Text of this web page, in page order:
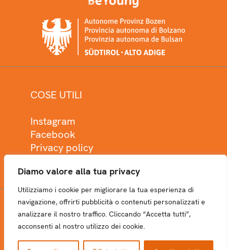
Diamo valore alla tua privacy
Utilizziamo i cookie per migliorare la tua esperienza di
navigazione, offrirti pubblicità o contenuti personalizzati e
analizzare il nostro traffico. Cliccando “Accetta tutti”,
acconsenti al nostro utilizzo dei cookie.
COSE UTILI
Instagram
Facebook
Privacy policy
NEWSLETTER